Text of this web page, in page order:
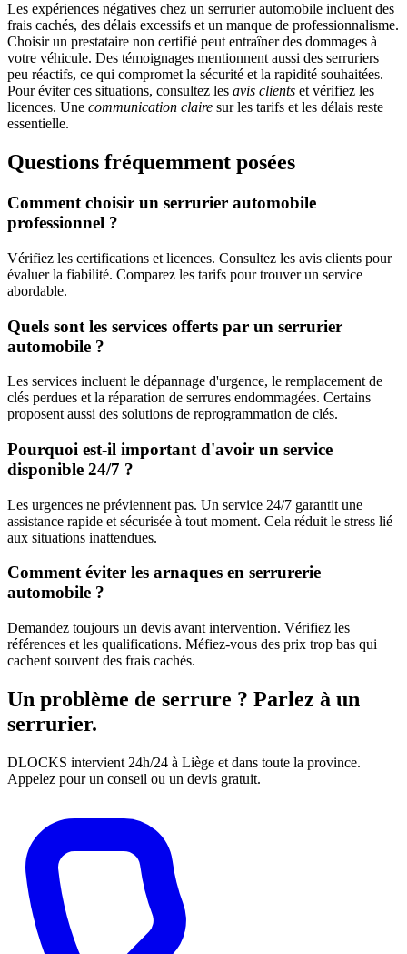
Les expériences négatives chez un serrurier automobile incluent des
frais cachés, des délais excessifs et un manque de professionnalisme.
Choisir un prestataire non certifié peut entraîner des dommages à
votre véhicule. Des témoignages mentionnent aussi des serruriers
peu réactifs, ce qui compromet la sécurité et la rapidité souhaitées.
Pour éviter ces situations, consultez les avis clients et vérifiez les
licences. Une communication claire sur les tarifs et les délais reste
essentielle.
Questions fréquemment posées
Comment choisir un serrurier automobile
professionnel ?
Vérifiez les certifications et licences. Consultez les avis clients pour
évaluer la fiabilité. Comparez les tarifs pour trouver un service
abordable.
Quels sont les services offerts par un serrurier
automobile ?
Les services incluent le dépannage d'urgence, le remplacement de
clés perdues et la réparation de serrures endommagées. Certains
proposent aussi des solutions de reprogrammation de clés.
Pourquoi est-il important d'avoir un service
disponible 24/7 ?
Les urgences ne préviennent pas. Un service 24/7 garantit une
assistance rapide et sécurisée à tout moment. Cela réduit le stress lié
aux situations inattendues.
Comment éviter les arnaques en serrurerie
automobile ?
Demandez toujours un devis avant intervention. Vérifiez les
références et les qualifications. Méfiez-vous des prix trop bas qui
cachent souvent des frais cachés.
Un problème de serrure ? Parlez à un
serrurier.
DLOCKS intervient 24h/24 à Liège et dans toute la province.
Appelez pour un conseil ou un devis gratuit.